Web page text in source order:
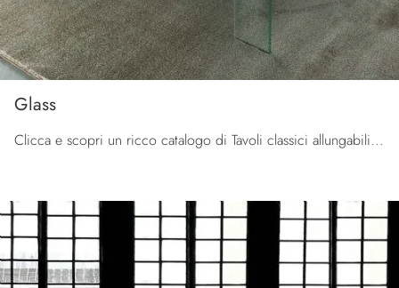
Glass
Clicca e scopri un ricco catalogo di Tavoli classici allungabili da pranzo! Il modello Glass di La Seggiola ti sta aspettando.